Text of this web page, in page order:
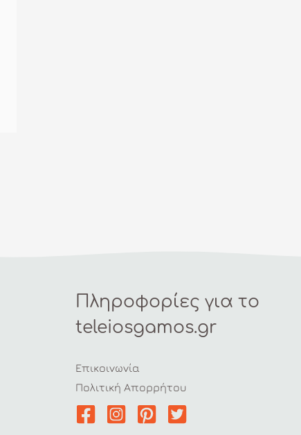
Πληροφορίες για το
teleiosgamos.gr
Επικοινωνία
Πολιτική Απορρήτου